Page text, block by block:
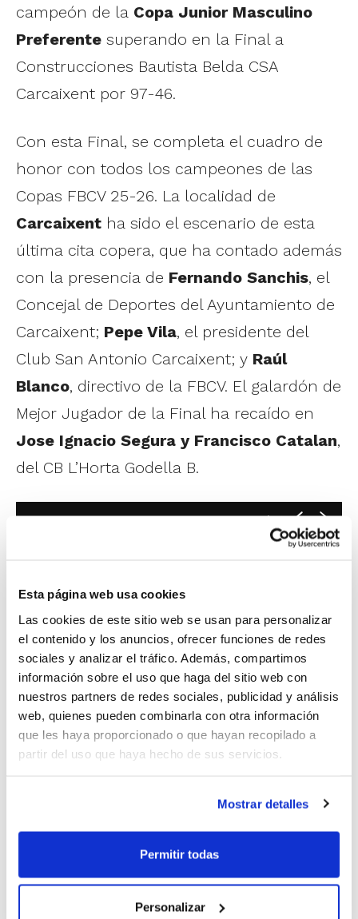
Esta página web usa cookies
Las cookies de este sitio web se usan para personalizar
el contenido y los anuncios, ofrecer funciones de redes
sociales y analizar el tráfico. Además, compartimos
información sobre el uso que haga del sitio web con
nuestros partners de redes sociales, publicidad y análisis
web, quienes pueden combinarla con otra información
que les haya proporcionado o que hayan recopilado a
partir del uso que haya hecho de sus servicios.
Mostrar detalles
Permitir todas
Personalizar
campeón de la Copa Junior Masculino
Preferente superando en la Final a
Construcciones Bautista Belda CSA
Carcaixent por 97-46.
Con esta Final, se completa el cuadro de
honor con todos los campeones de las
Copas FBCV 25-26. La localidad de
Carcaixent ha sido el escenario de esta
última cita copera, que ha contado además
con la presencia de Fernando Sanchis, el
Concejal de Deportes del Ayuntamiento de
Carcaixent; Pepe Vila, el presidente del
Club San Antonio Carcaixent; y Raúl
Blanco, directivo de la FBCV. El galardón de
Mejor Jugador de la Final ha recaído en
Jose Ignacio Segura y Francisco Catalan,
del CB L’Horta Godella B.
1de 9
L’Horta Godella B, que lograba un parcial
de inicio de 11-4 que obligaba a los
anfitriones a parar el partido para
reconfigurar esa salida a pista. Tras esto,
Construcciones Bautista Belda CSA